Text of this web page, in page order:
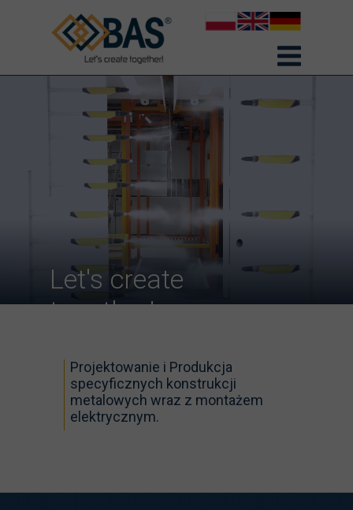
Let's create
together!
Projektowanie i Produkcja
specyficznych konstrukcji
metalowych wraz z montażem
elektrycznym.